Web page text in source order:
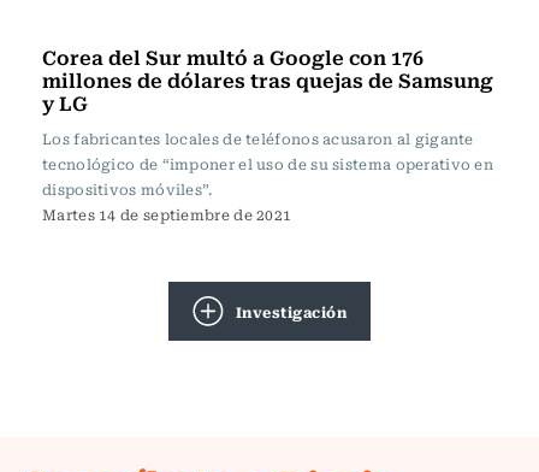
Corea del Sur multó a Google con 176
millones de dólares tras quejas de Samsung
y LG
Los fabricantes locales de teléfonos acusaron al gigante
tecnológico de “imponer el uso de su sistema operativo en
dispositivos móviles”.
Martes 14 de septiembre de 2021
Investigación